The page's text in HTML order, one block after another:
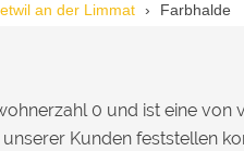
aber
an der Limmat Farbhalde
0 und ist eine
Kunden feststellen